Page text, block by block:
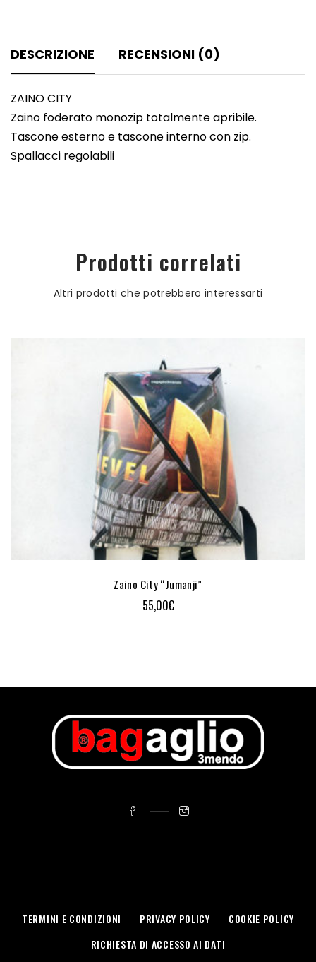
DESCRIZIONE RECENSIONI (0)
ZAINO CITY
Zaino foderato monozip totalmente apribile.
Tascone esterno e tascone interno con zip.
Spallacci regolabili
Prodotti correlati
Altri prodotti che potrebbero interessarti
Zaino City “Jumanji”
55,00€
TERMINI E CONDIZIONI PRIVACY POLICY
COOKIE POLICY
RICHIESTA DI ACCESSO AI DATI